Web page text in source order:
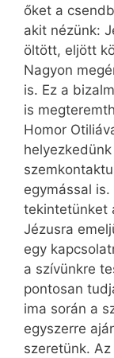
őket a
akit nézünk:
öltött, eljött
Nagyon
is. Ez a
is
Homor
egymással
tekintetünket
Jézusra
egy
a szívünkre
pontosan
ima során a
egyszerre
szeretünk.